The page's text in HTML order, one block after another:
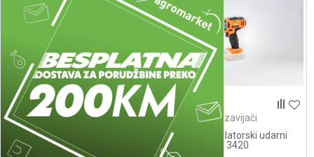
Fuse udarni zavijači
Fuse akumulatorski udarni
odvrtac VLN 3320
Fuse udarni zavijači
Fuse akumulatorski udarni
zavrtac VLN 3420